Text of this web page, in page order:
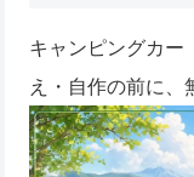
キャンピングカー
え・自作の前に、